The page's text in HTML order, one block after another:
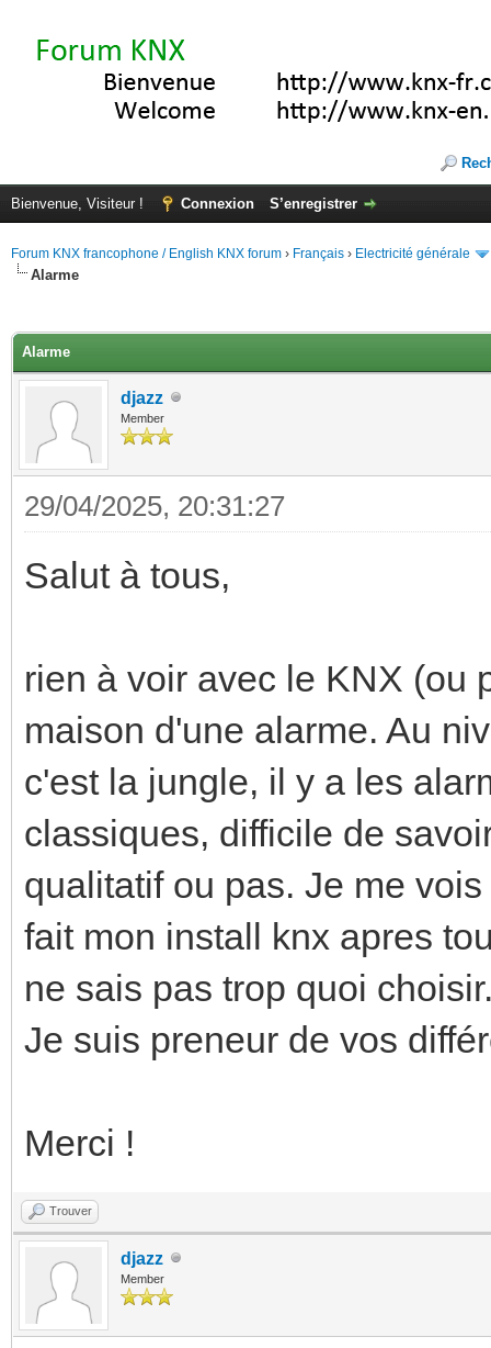
Bienvenue, Visiteur ! Connexion S’enregistrer
Forum KNX francophone / English KNX forum › Français › Electricité générale
Alarme
Alarme
djazz
Member
29/04/2025, 20:31:27
Salut à tous,
rien à voir avec le KNX (ou
maison d'une alarme. Au
c'est la jungle, il y a les
classiques, difficile de
qualitatif ou pas. Je me
fait mon install knx apres
ne sais pas trop quoi
Je suis preneur de vos
Merci !
Trouver
djazz
Member